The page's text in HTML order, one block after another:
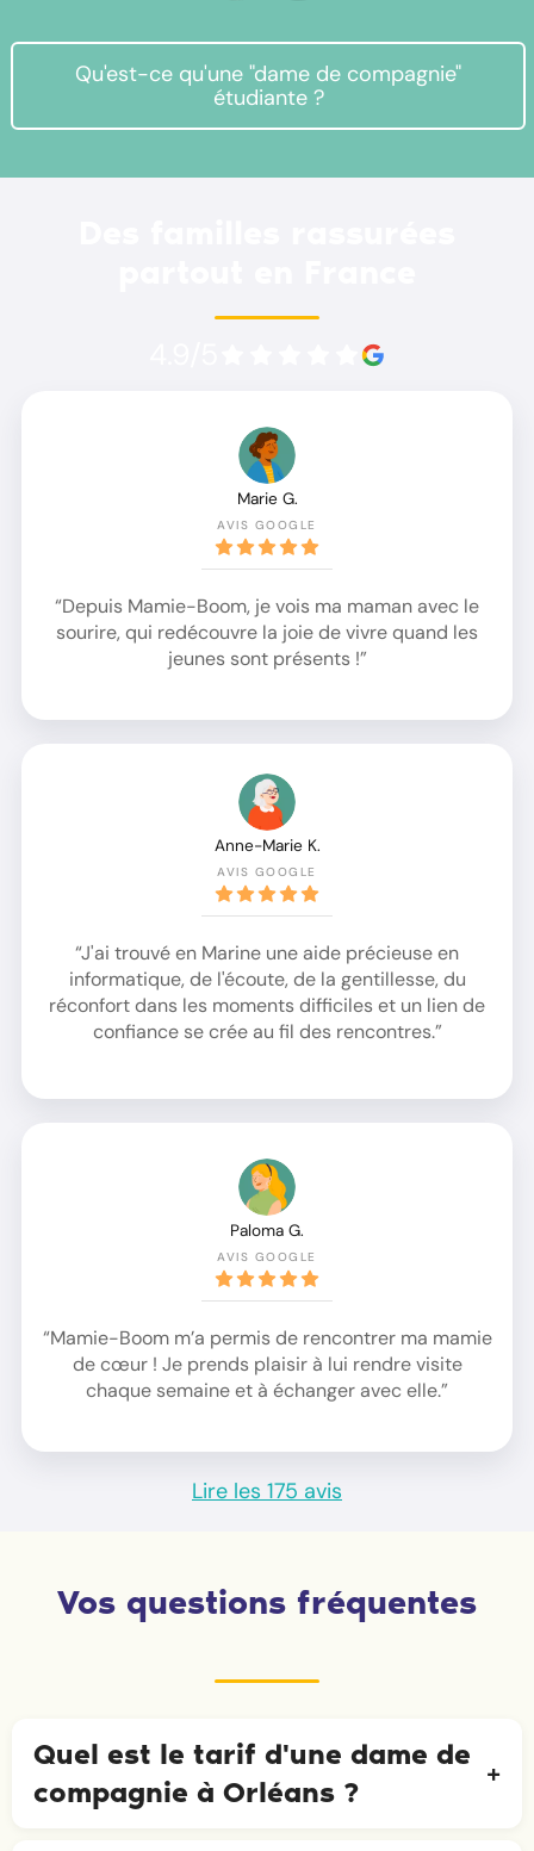
Qu'est-ce qu'une "dame de compagnie"
étudiante ?
Marie G.
AVIS GOOGLE
“Depuis Mamie-Boom, je vois ma maman avec le
sourire, qui redécouvre la joie de vivre quand les
jeunes sont présents !”
Anne-Marie K.
AVIS GOOGLE
“J'ai trouvé en Marine une aide précieuse en
informatique, de l'écoute, de la gentillesse, du
réconfort dans les moments difficiles et un lien de
confiance se crée au fil des rencontres.”
Paloma G.
AVIS GOOGLE
“Mamie-Boom m’a permis de rencontrer ma mamie
de cœur ! Je prends plaisir à lui rendre visite
chaque semaine et à échanger avec elle.”
Lire les 175 avis
Vos questions fréquentes
Quel est le tarif d'une dame de
compagnie à Orléans ?